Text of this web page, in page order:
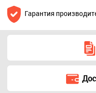
Гарантия